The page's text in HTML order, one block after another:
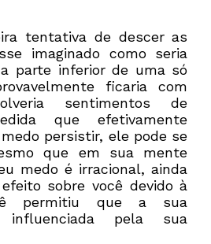
tentativa de descer as
imaginado como seria
parte inferior de uma só
ficaria com
sentimentos de
que efetivamente
persistir, ele pode se
que em sua mente
medo é irracional, ainda
sobre você devido à
permitiu que a sua
influenciada pela sua